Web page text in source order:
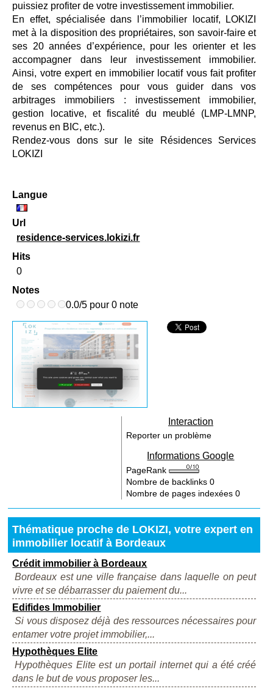
puissiez profiter de votre investissement immobilier.
En effet, spécialisée dans l’immobilier locatif, LOKIZI
met à la disposition des propriétaires, son savoir-faire et
ses 20 années d’expérience, pour les orienter et les
accompagner dans leur investissement immobilier.
Ainsi, votre expert en immobilier locatif vous fait profiter
de ses compétences pour vous guider dans vos
arbitrages immobiliers : investissement immobilier,
gestion locative, et fiscalité du meublé (LMP-LMNP,
revenus en BIC, etc.).
Rendez-vous dons sur le site Résidences Services
LOKIZI
Langue
Url
residence-services.lokizi.fr
Hits
0
Notes
0.0/5 pour 0 note
Interaction
Reporter un problème
Informations Google
PageRank
Nombre de backlinks0
Nombre de pages indexées0
Thématique proche de LOKIZI, votre expert en
immobilier locatif à Bordeaux
Crédit immobilier à Bordeaux
Bordeaux est une ville française dans laquelle on peut
vivre et se débarrasser du paiement du...
Edifides Immobilier
Si vous disposez déjà des ressources nécessaires pour
entamer votre projet immobilier,...
Hypothèques Elite
Hypothèques Elite est un portail internet qui a été créé
dans le but de vous proposer les...